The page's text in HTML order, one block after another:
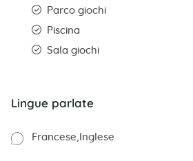
Parco giochi
Piscina
Sala giochi
Lingue parlate
Francese Inglese